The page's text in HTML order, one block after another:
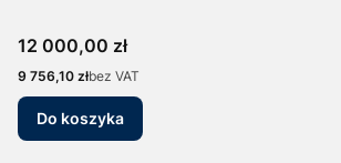
Cena
12 000,00 zł
Cena
9 756,10 złbez VAT
Do koszyka